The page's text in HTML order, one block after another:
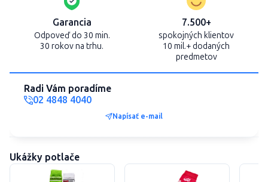
Garancia
Odpoveď do 30 min.
30 rokov na trhu.
7.500+
spokojných klientov
10 mil.+ dodaných
predmetov
Radi Vám poradíme
02 4848 4040
Napísať e-mail
Ukážky potlače